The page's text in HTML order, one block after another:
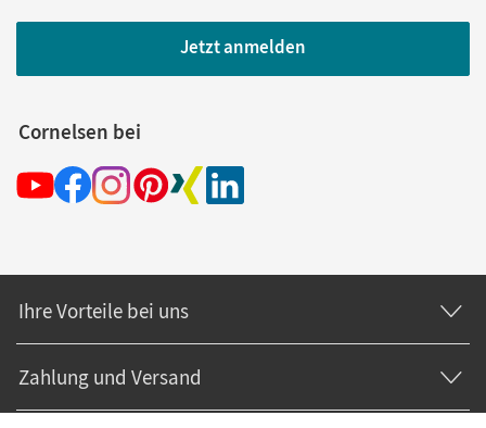
Jetzt anmelden
Cornelsen bei
Ihre Vorteile bei uns
Zahlung und Versand